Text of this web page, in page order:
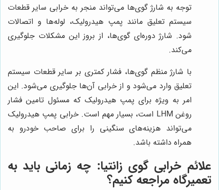
توجه به شارژ گوی‌ها می‌تواند منجر به خرابی سایر قطعات
سیستم تعلیق مانند پمپ هیدرولیک، لوله‌ها و اتصالات
شود. شارژ دوره‌ای گوی‌ها، از بروز این مشکلات جلوگیری
می‌کند.
با شارژ منظم گوی‌ها، فشار کمتری بر سایر قطعات سیستم
تعلیق وارد می‌شود و از خرابی آن‌ها جلوگیری می‌شود. این
امر به ویژه برای پمپ هیدرولیک که مسئول تامین فشار
روغن LHM است، بسیار مهم است. خرابی پمپ هیدرولیک
می‌تواند هزینه‌های سنگینی را برای صاحب خودرو به
همراه داشته باشد.
علائم خرابی گوی زانتیا: چه زمانی باید به
تعمیرگاه مراجعه کنیم؟